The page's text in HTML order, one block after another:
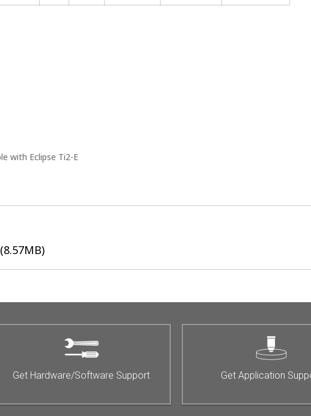
with Eclipse Ti2-E
(8.57MB)
Get Hardware/Software Support Get Application